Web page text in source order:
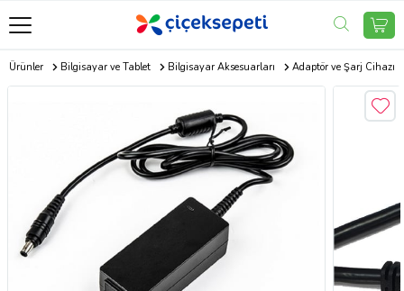
Ürünler Bilgisayar ve Tablet Bilgisayar Aksesuarları Adaptör ve Şarj Cihazı